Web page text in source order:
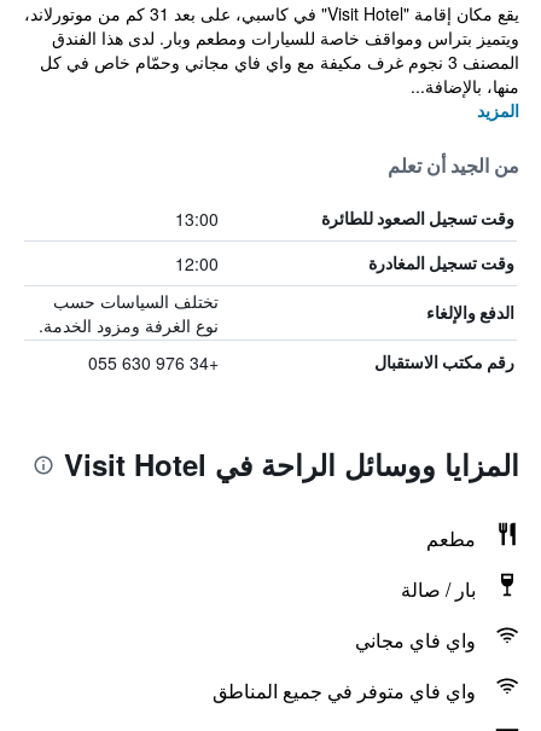
يقع مكان إقامة "Visit Hotel" في كاسبي، على بعد 31 كم من موتورلاند،
ويتميز بتراس ومواقف خاصة للسيارات ومطعم وبار. لدى هذا الفندق
المصنف 3 نجوم غرف مكيفة مع واي فاي مجاني وحمّام خاص في كل
منها، بالإضافة...
المزيد
من الجيد أن تعلم
وقت تسجيل الصعود للطائرة 13:00
وقت تسجيل المغادرة 12:00
الدفع والإلغاء
تختلف السياسات حسب
نوع الغرفة ومزود الخدمة.
رقم مكتب الاستقبال +34 976 630 055
المزايا ووسائل الراحة في Visit Hotel
مطعم
بار / صالة
واي فاي مجاني
واي فاي متوفر في جميع المناطق